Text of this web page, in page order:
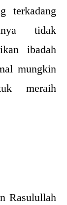
terkadang
tidak
ibadah
mungkin
meraih
Rasulullah